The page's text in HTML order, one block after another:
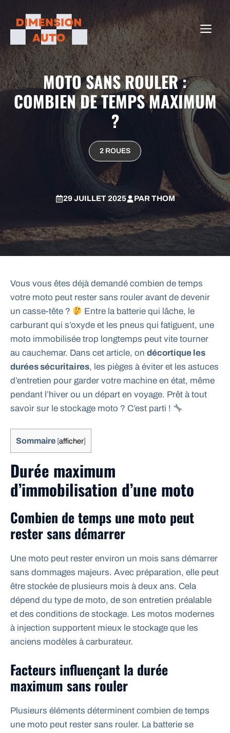
MOTO SANS ROULER :
COMBIEN DE TEMPS MAXIMUM
?
2 ROUES
29 JUILLET 2025 PARTHOM
Vous vous êtes déjà demandé combien de temps
votre moto peut rester sans rouler avant de devenir
un casse-tête ?
Entre la batterie qui lâche, le
carburant qui s’oxyde et les pneus qui fatiguent, une
moto immobilisée trop longtemps peut vite tourner
au cauchemar. Dans cet article, on décortique les
durées sécuritaires, les pièges à éviter et les astuces
d’entretien pour garder votre machine en état, même
pendant l’hiver ou un départ en voyage. Prêt à tout
savoir sur le stockage moto ? C’est parti !
Sommaire [afficher]
Durée maximum
d’immobilisation d’une moto
Combien de temps une moto peut
rester sans démarrer
Une moto peut rester environ un mois sans démarrer
sans dommages majeurs. Avec préparation, elle peut
être stockée de plusieurs mois à deux ans. Cela
dépend du type de moto, de son entretien préalable
et des conditions de stockage. Les motos modernes
à injection supportent mieux le stockage que les
anciens modèles à carburateur.
Facteurs influençant la durée
maximum sans rouler
Plusieurs éléments déterminent combien de temps
une moto peut rester sans rouler. La batterie se